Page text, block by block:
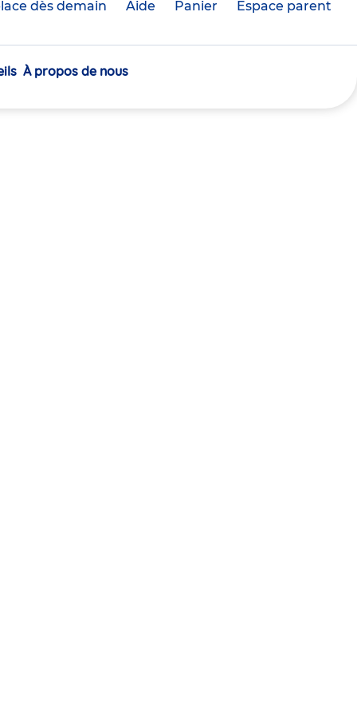
dès demain Aide Panier crèche(s)
Espace parent
À propos de nous